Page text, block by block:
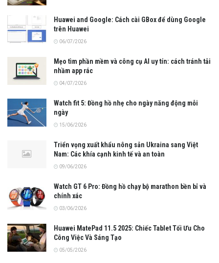
Huawei and Google: Cách cài GBox để dùng Google
trên Huawei
06/07/2026
Mẹo tìm phần mềm và công cụ AI uy tín: cách tránh tải
nhầm app rác
04/07/2026
Watch fit 5: Đồng hồ nhẹ cho ngày năng động mỗi
ngày
15/06/2026
Triển vọng xuất khẩu nông sản Ukraina sang Việt
Nam: Các khía cạnh kinh tế và an toàn
09/06/2026
Watch GT 6 Pro: Đồng hồ chạy bộ marathon bền bỉ và
chính xác
03/06/2026
Huawei MatePad 11.5 2025: Chiếc Tablet Tối Ưu Cho
Công Việc Và Sáng Tạo
05/05/2026